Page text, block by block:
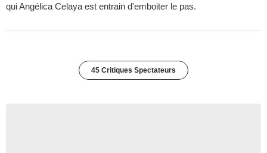
qui Angélica Celaya est entrain d'emboiter le pas.
45 Critiques Spectateurs